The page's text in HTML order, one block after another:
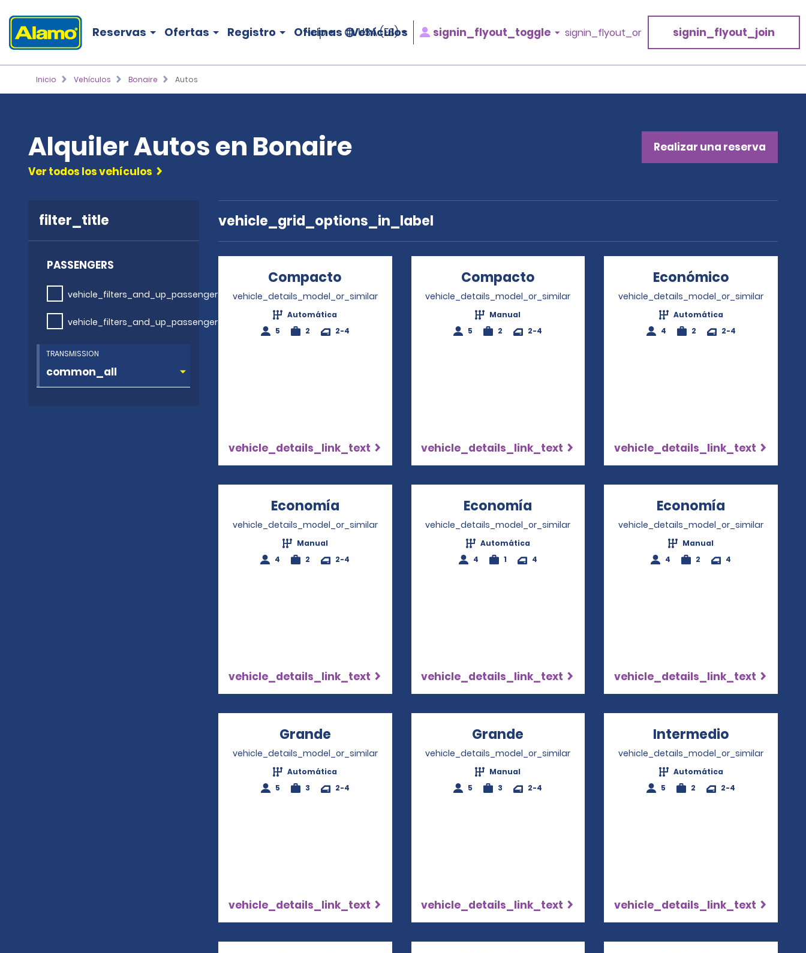
Reservas Ofertas Registro Oficinas Vehículos
Help USA (ES) signin_flyout_toggle signin_flyout_or signin_flyout_join
Inicio Vehículos Bonaire Autos
Alquiler Autos en Bonaire
Realizar una reserva
Ver todos los vehículos
filter_title
PASSENGERS
vehicle_filters_and_up_passengers
vehicle_filters_and_up_passengers
TRANSMISSION
vehicle_grid_options_in_label
Compacto Opens in a new window
vehicle_details_model_or_similar
Automática
5
2 2-4
vehicle_details_link_text
Compacto Opens in a new window
vehicle_details_model_or_similar
Manual
5
2 2-4
vehicle_details_link_text
Económico
vehicle_details_model_or_similar
Automática
4
2 2-4
vehicle_details_link_text
Economía Opens in a new window
vehicle_details_model_or_similar
Manual
4
2 2-4
vehicle_details_link_text
Economía Opens in a new window
vehicle_details_model_or_similar
Automática
4
1 4
vehicle_details_link_text
Economía
vehicle_details_model_or_similar
Manual
4
2 4
vehicle_details_link_text
Grande Opens in a new window
vehicle_details_model_or_similar
Automática
5
3 2-4
vehicle_details_link_text
Grande Opens in a new window
vehicle_details_model_or_similar
Manual
5
3 2-4
vehicle_details_link_text
Intermedio
vehicle_details_model_or_similar
Automática
5
2 2-4
vehicle_details_link_text